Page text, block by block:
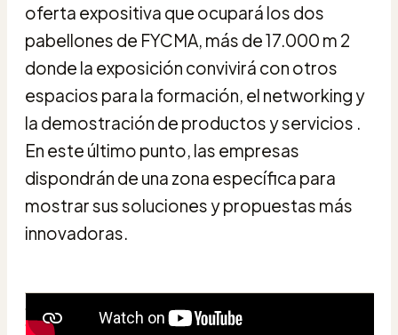
oferta expositiva que ocupará los dos
pabellones de FYCMA, más de 17.000 m 2
donde la exposición convivirá con otros
espacios para la formación, el networking y
la demostración de productos y servicios .
En este último punto, las empresas
dispondrán de una zona específica para
mostrar sus soluciones y propuestas más
innovadoras.